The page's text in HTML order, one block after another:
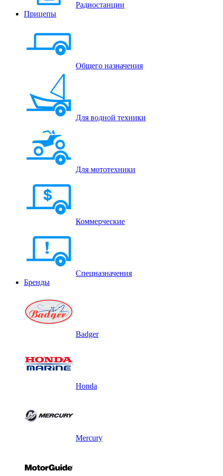
Радиостанции
Прицепы
Общего назначения
Для водной техники
Для мототехники
Коммерческие
Спецназначения
Бренды
Badger
Honda
Mercury